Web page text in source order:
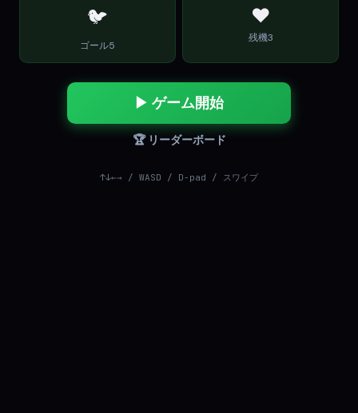
🐦
ゴール5
♥
残機3
▶ ゲーム開始
🏆 リーダーボード
↑↓←→ / WASD / D-pad / スワイプ